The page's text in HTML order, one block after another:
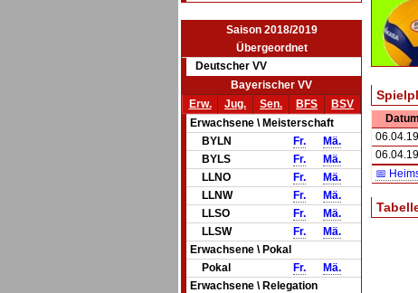
Saison 2018/2019
Übergeordnet
Deutscher VV
Bayerischer VV
Erw.
Jug. Sen. BFS
BSV
Erwachsene \ Meisterschaft
BYLN
Fr.
Mä.
BYLS
Fr.
Mä.
LLNO
Fr.
Mä.
LLNW
Fr.
Mä.
LLSO
Fr.
Mä.
LLSW
Fr.
Mä.
Erwachsene \ Pokal
Pokal
Fr.
Mä.
Erwachsene \ Relegation
Datum
06.04.19
06.04.19
📅